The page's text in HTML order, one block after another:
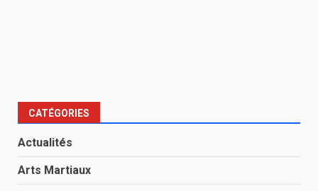
CATÉGORIES
Actualités
Arts Martiaux